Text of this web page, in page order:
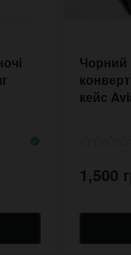
Чорний
кейс
1,500